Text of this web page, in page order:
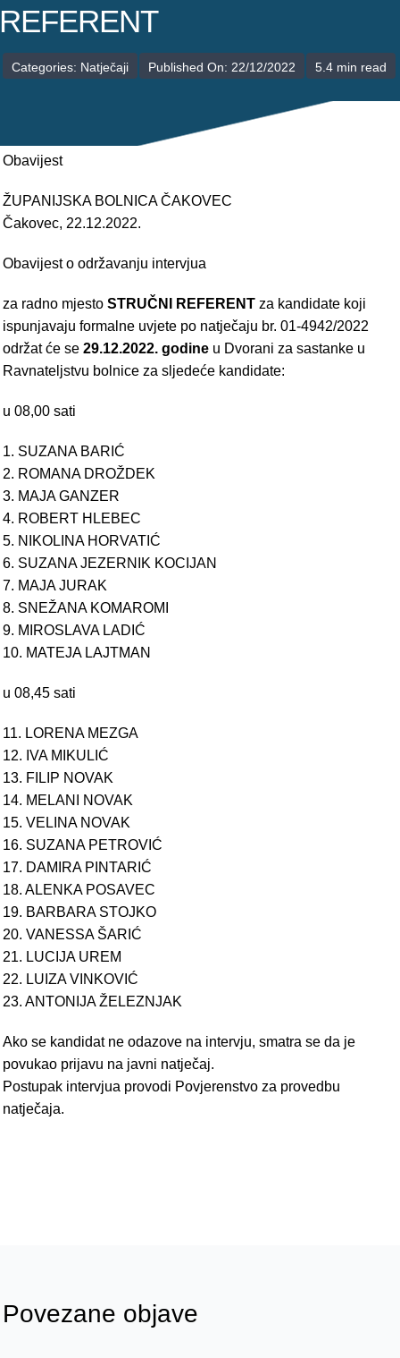
PALIJATIVNA SKRB
Categories: Natječaji Published On: 22/12/2022 5.4 min read
Obavijest
ŽUPANIJSKA BOLNICA ČAKOVEC
Čakovec, 22.12.2022.
Obavijest o održavanju intervjua
za radno mjesto STRUČNI REFERENTza kandidate koji
ispunjavaju formalne uvjete po natječaju br. 01-4942/2022
održat će se 29.12.2022. godineu Dvorani za sastanke u
Ravnateljstvu bolnice za sljedeće kandidate:
u 08,00 sati
1. SUZANA BARIĆ
2. ROMANA DROŽDEK
3. MAJA GANZER
4. ROBERT HLEBEC
5. NIKOLINA HORVATIĆ
6. SUZANA JEZERNIK KOCIJAN
7. MAJA JURAK
8. SNEŽANA KOMAROMI
9. MIROSLAVA LADIĆ
10. MATEJA LAJTMAN
u 08,45 sati
11. LORENA MEZGA
12. IVA MIKULIĆ
13. FILIP NOVAK
14. MELANI NOVAK
15. VELINA NOVAK
16. SUZANA PETROVIĆ
17. DAMIRA PINTARIĆ
18. ALENKA POSAVEC
19. BARBARA STOJKO
20. VANESSA ŠARIĆ
21. LUCIJA UREM
22. LUIZA VINKOVIĆ
23. ANTONIJA ŽELEZNJAK
Ako se kandidat ne odazove na intervju, smatra se da je
povukao prijavu na javni natječaj.
Postupak intervjua provodi Povjerenstvo za provedbu
natječaja.
Povezane objave